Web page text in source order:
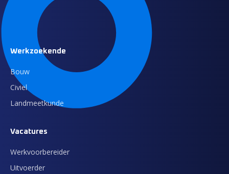
Werkzoekende
Bouw
Civiel
Landmeetkunde
Vacatures
Werkvoorbereider
Uitvoerder